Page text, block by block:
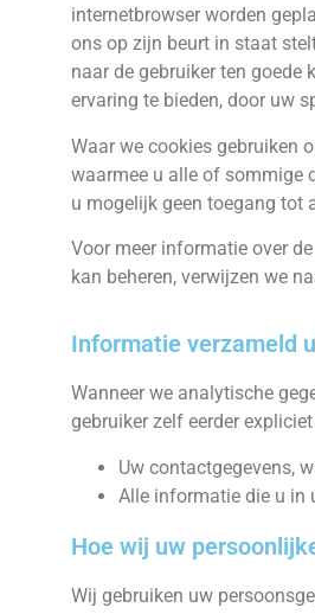
internetbrowser worden
ons op zijn beurt in staat
naar de gebruiker ten goede
ervaring te bieden, door uw
Waar we cookies gebruiken
waarmee u alle of sommige
u mogelijk geen toegang tot
Voor meer informatie over
kan beheren, verwijzen we
Informatie verzameld
Wanneer we analytische
gebruiker zelf eerder
Uw contactgegevens,
Alle informatie die u in
Hoe wij uw
Wij gebruiken uw